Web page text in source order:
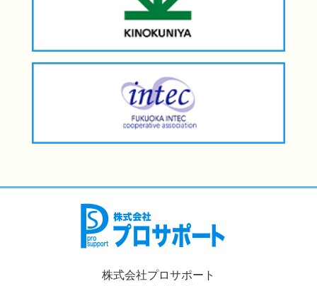
株式会社プロサポート